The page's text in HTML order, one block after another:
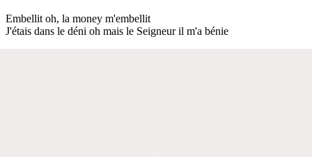
Embellit oh, la money m'embellit
J'étais dans le déni oh mais le Seigneur il m'a bénie